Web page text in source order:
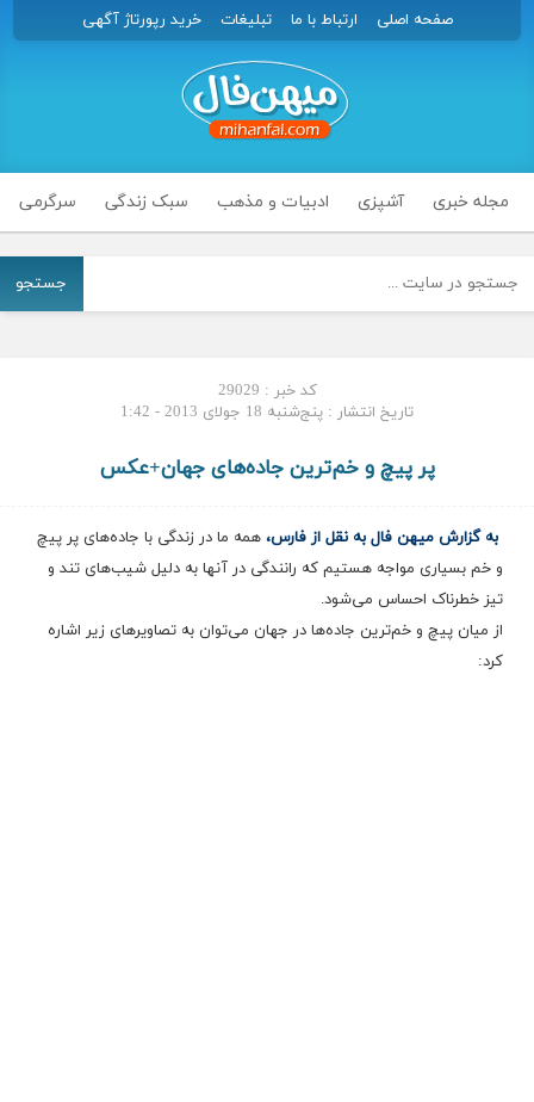
صفحه اصلی ارتباط با ما تبلیغات خرید رپورتاژ آگهی
مجله خبری آشپزی ادبیات و مذهب سبک زندگی سرگرمی
جستجو
کد خبر : 29029
تاریخ انتشار : پنج‌شنبه 18 جولای 2013 - 1:42
پر پیچ‌ و خم‌ترین جاده‌‌های جهان+عکس
به گزارش میهن فال به نقل از فارس، همه ما در زندگی با جاده‌های پر پیچ
و خم بسیاری مواجه هستیم ‌که رانندگی در آنها به دلیل شیب‌های تند و
تیز خطرناک احساس می‌شود.
از میان پیچ و خم‌ترین جاده‌ها در جهان می‌توان به تصاویر‌های زیر اشاره
کرد: